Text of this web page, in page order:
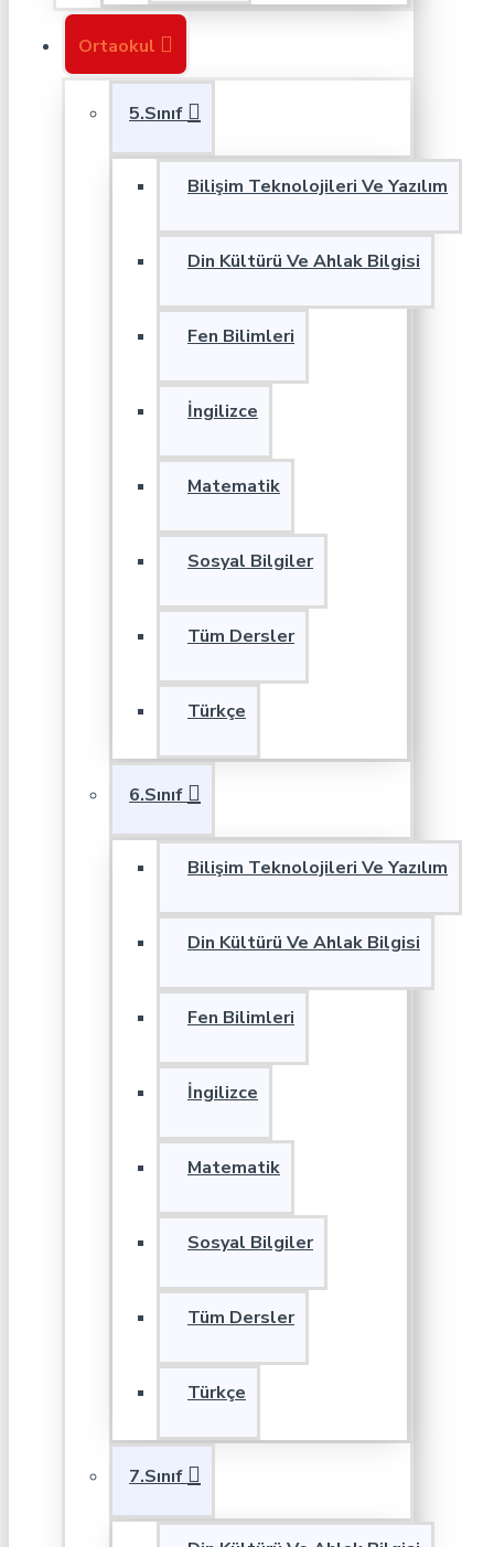
Ortaokul
5.Sınıf
Bilişim Teknolojileri Ve Yazılım
Din Kültürü Ve Ahlak Bilgisi
Fen Bilimleri
İngilizce
Matematik
Sosyal Bilgiler
Tüm Dersler
Türkçe
6.Sınıf
Bilişim Teknolojileri Ve Yazılım
Din Kültürü Ve Ahlak Bilgisi
Fen Bilimleri
İngilizce
Matematik
Sosyal Bilgiler
Tüm Dersler
Türkçe
7.Sınıf